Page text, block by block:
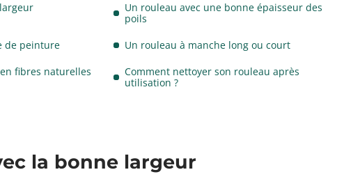
Un rouleau avec une bonne épaisseur des
poils
de peinture
Un rouleau à manche long ou court
fibres naturelles
Comment nettoyer son rouleau après
utilisation ?
la bonne largeur